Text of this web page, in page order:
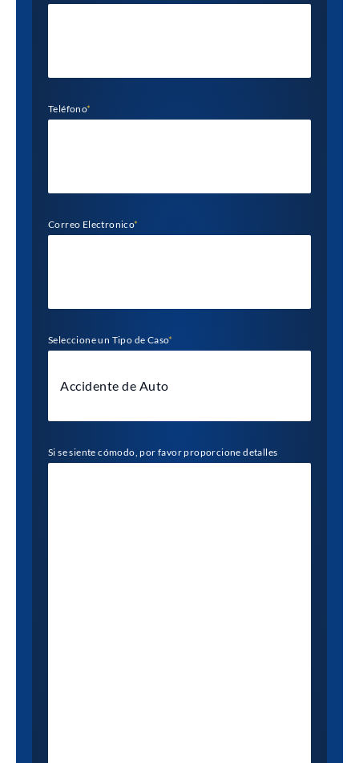
Teléfono*
Correo Electronico*
Seleccione un Tipo de Caso*
Si se siente cómodo, por favor proporcione detalles